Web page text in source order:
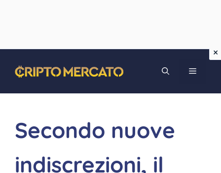
contenuto
MENU
Secondo nuove
indiscrezioni, il